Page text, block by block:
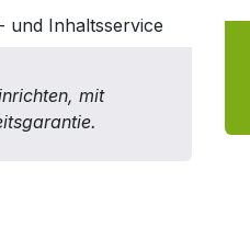
und Inhaltsservice
mit